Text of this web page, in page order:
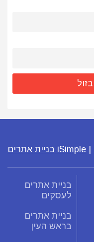
| iSimple בניית אתרים
בניית אתרים
לעסקים
בניית אתרים
בראש העין